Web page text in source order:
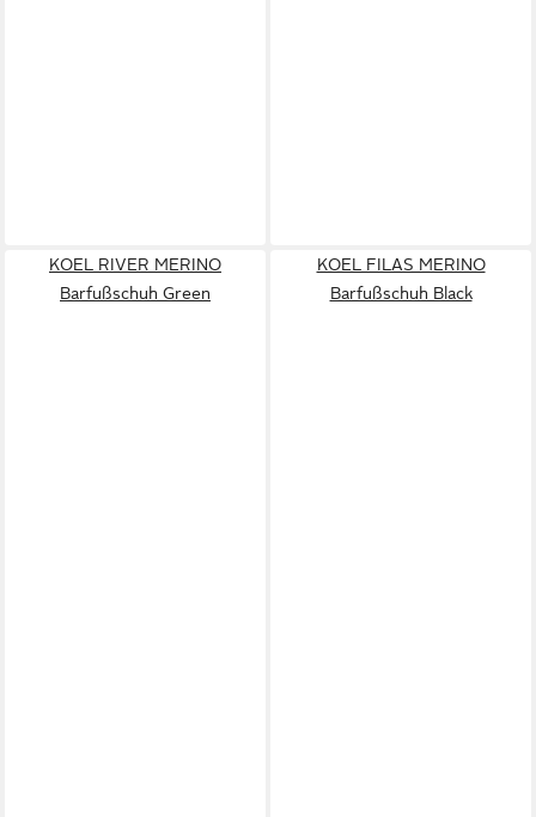
KOEL RIVER MERINO
Barfußschuh Green
KOEL FILAS MERINO
Barfußschuh Black